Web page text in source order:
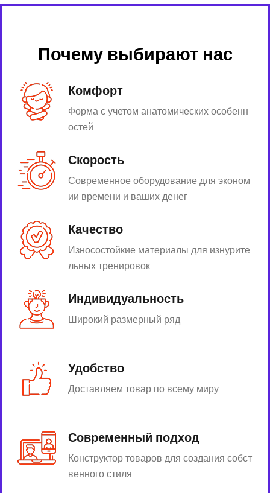
Почему выбирают нас
Комфорт
Форма с учетом анатомических особенн
остей
Скорость
Современное оборудование для эконом
ии времени и ваших денег
Качество
Износостойкие материалы для изнурите
льных тренировок
Индивидуальность
Широкий размерный ряд
Удобство
Доставляем товар по всему миру
Современный подход
Конструктор товаров для создания собст
венного стиля